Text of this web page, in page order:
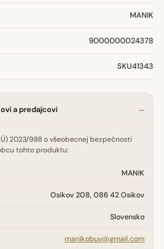
MANIK
9000000024378
SKU41343
a predajcovi
2023/988 o všeobecnej bezpečnosti
tohto produktu:
MANIK
Osikov 208, 086 42 Osikov
Slovensko
manikobuv@gmail.com